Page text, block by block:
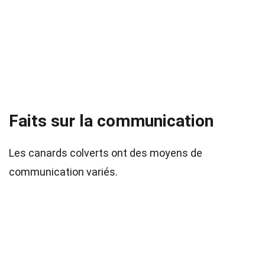
Faits sur la communication
Les canards colverts ont des moyens de
communication variés.